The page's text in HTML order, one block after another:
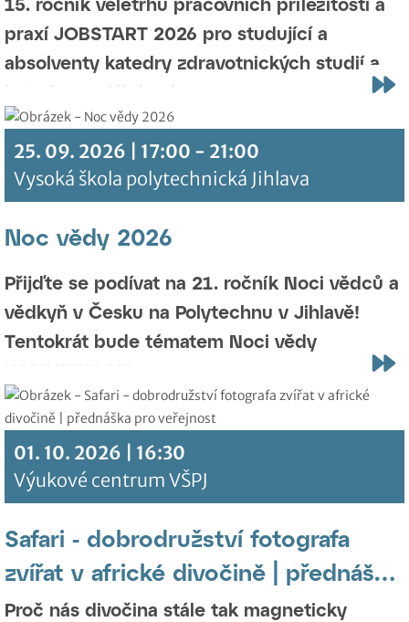
praxí JOBSTART 2026 pro studující a
absolventy katedry zdravotnických studií a
25. 09. 2026 | 17:00 - 21:00
Vysoká škola polytechnická Jihlava
Noc vědy 2026
Přijďte se podívat na 21. ročník Noci vědců a
vědkyň v Česku na Polytechnu v Jihlavě!
Tentokrát bude tématem Noci vědy
01. 10. 2026 | 16:30
Výukové centrum VŠPJ
Safari - dobrodružství fotografa
zvířat v africké divočině | přednáška
pro veřejnost
Proč nás divočina stále tak magneticky